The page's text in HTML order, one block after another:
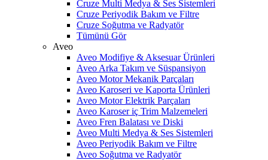
Cruze Multi Medya & Ses Sistemleri
Cruze Periyodik Bakım ve Filtre
Cruze Soğutma ve Radyatör
Tümünü Gör
Aveo
Aveo Modifiye & Aksesuar Ürünleri
Aveo Arka Takım ve Süspansiyon
Aveo Motor Mekanik Parçaları
Aveo Karoseri ve Kaporta Ürünleri
Aveo Motor Elektrik Parçaları
Aveo Karoser iç Trim Malzemeleri
Aveo Fren Balatası ve Diski
Aveo Multi Medya & Ses Sistemleri
Aveo Periyodik Bakım ve Filtre
Aveo Soğutma ve Radyatör